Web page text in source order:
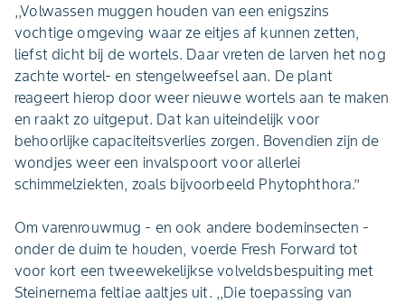
,,Volwassen muggen houden van een enigszins
vochtige omgeving waar ze eitjes af kunnen zetten,
liefst dicht bij de wortels. Daar vreten de larven het nog
zachte wortel- en stengelweefsel aan. De plant
reageert hierop door weer nieuwe wortels aan te maken
en raakt zo uitgeput. Dat kan uiteindelijk voor
behoorlijke capaciteitsverlies zorgen. Bovendien zijn de
wondjes weer een invalspoort voor allerlei
schimmelziekten, zoals bijvoorbeeld Phytophthora.’’
Om varenrouwmug - en ook andere bodeminsecten -
onder de duim te houden, voerde Fresh Forward tot
voor kort een tweewekelijkse volveldsbespuiting met
Steinernema feltiae aaltjes uit. ,,Die toepassing van